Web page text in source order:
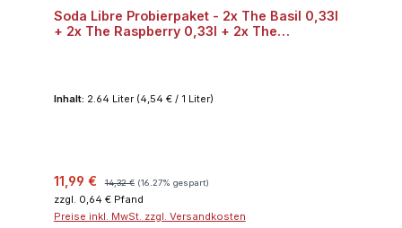
Soda Libre Probierpaket - 2x The Basil 0,33l
+ 2x The Raspberry 0,33l + 2x The
Inhalt: 2.64 Liter (4,54 € / 1 Liter)
Verkaufspreis:
11,99 € 14,32 € (16.27% gespart)
zzgl. 0,64 € Pfand
Preise inkl. MwSt. zzgl. Versandkosten